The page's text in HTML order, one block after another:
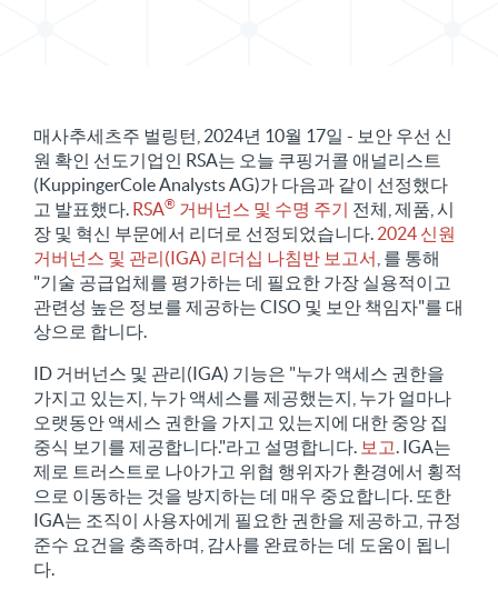
매사추세츠주 벌링턴, 2024년 10월 17일 - 보안 우선 신
원 확인 선도기업인 RSA는 오늘 쿠핑거콜 애널리스트
(KuppingerCole Analysts AG)가 다음과 같이 선정했다
고 발표했다. RSA® 거버넌스 및 수명 주기 전체, 제품, 시
장 및 혁신 부문에서 리더로 선정되었습니다. 2024 신원
거버넌스 및 관리(IGA) 리더십 나침반 보고서 , 를 통해
"기술 공급업체를 평가하는 데 필요한 가장 실용적이고
관련성 높은 정보를 제공하는 CISO 및 보안 책임자"를 대
상으로 합니다.
ID 거버넌스 및 관리(IGA) 기능은 "누가 액세스 권한을
가지고 있는지, 누가 액세스를 제공했는지, 누가 얼마나
오랫동안 액세스 권한을 가지고 있는지에 대한 중앙 집
중식 보기를 제공합니다."라고 설명합니다. 보고. IGA는
제로 트러스트로 나아가고 위협 행위자가 환경에서 횡적
으로 이동하는 것을 방지하는 데 매우 중요합니다. 또한
IGA는 조직이 사용자에게 필요한 권한을 제공하고, 규정
준수 요건을 충족하며, 감사를 완료하는 데 도움이 됩니
다.